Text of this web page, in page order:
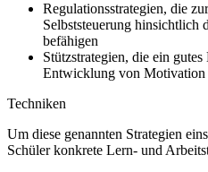
Regulationsstrategien, die
Selbststeuerung hinsichtlich
befähigen
Stützstrategien, die ein
Entwicklung von
Techniken
Um diese genannten Strategien
Schüler konkrete Lern- und